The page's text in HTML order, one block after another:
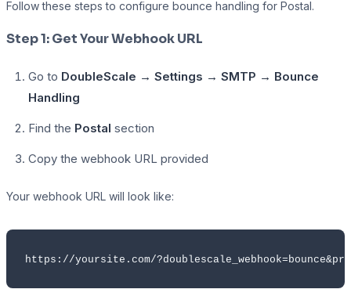
Track video engagement data
Follow these steps to configure bounce handling for Postal.
Step 1: Get Your Webhook URL
Go to DoubleScale → Settings → SMTP → Bounce
Handling
Find the Postal section
Copy the webhook URL provided
Your webhook URL will look like:
https://yoursite.com/